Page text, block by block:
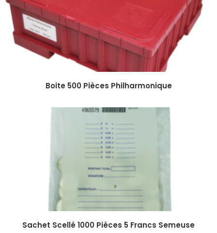
Boite 500 Pièces Philharmonique
Sachet Scellé 1000 Pièces 5 Francs Semeuse